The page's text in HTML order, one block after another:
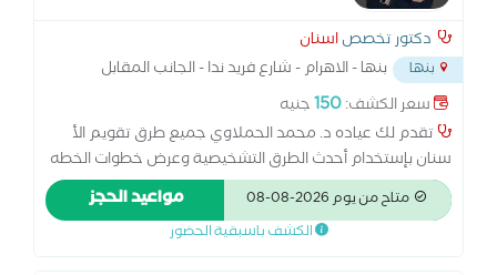
دكتور تخصصاسنان
بنها
بنها - الاهرام - شارع فريد ندا - الجانب المقابل
لمسجد...
سعر الكشف:150جنيه
تقدم لك عياده د. محمد الحملاوي جميع طرق تقويم الأ
سنان بإستخدام أحدث الطرق التشخيصية وعرض خطوات الخطه
العلاجيه كامله بالإضافة الي إستخدام أفضل أ جهزه التعقيم
وطرق مكافحة العدوي الحديثه د. الزماله البريطانيه لتقويم
الاسنان كليه الجراحين الملكيه ب إنجلترا بالاضافه الي فريق طبي
متاح من يوم 2026-08-08 مواعيد الحجز
الكشف باسبقية الحضور